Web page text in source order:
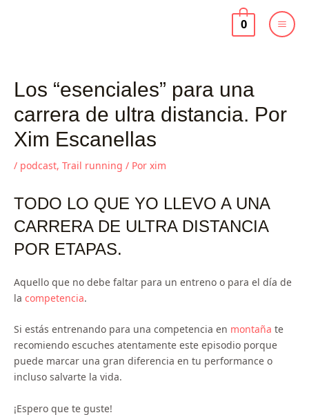
0
Los “esenciales” para una
carrera de ultra distancia. Por
Xim Escanellas
/ podcast, Trail running / Por xim
TODO LO QUE YO LLEVO A UNA
CARRERA DE ULTRA DISTANCIA
POR ETAPAS.
Aquello que no debe faltar para un entreno o para el día de
la competencia.
Si estás entrenando para una competencia en montaña te
recomiendo escuches atentamente este episodio porque
puede marcar una gran diferencia en tu performance o
incluso salvarte la vida.
¡Espero que te guste!